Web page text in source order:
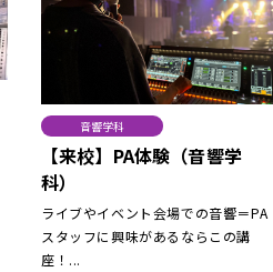
音響学科
【来校】PA体験（音響学
科）
ライブやイベント会場での音響＝PA
スタッフに興味があるならこの講
座！...